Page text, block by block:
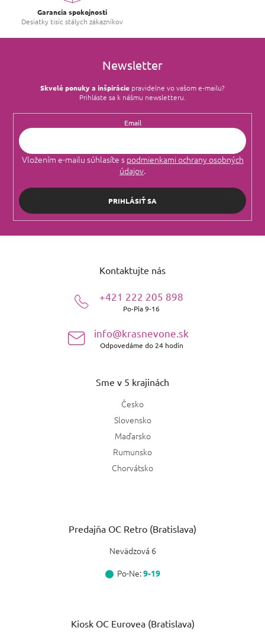
Garancia spokojnosti
Desiatky tisíc stálych zákazníkov
Newsletter
Skvelé ponuky a inšpirácie pravidelne vo vašom e‑mailu?
Prihláste sa k nášmu newsletteru.
Email
Vložením e-mailu súhlasíte s podmienkami ochrany osobných
údajov.
PRIHLÁSIŤ SA
Kontaktujte nás
+421 222 205 898
Po-Pia 9-16
info@krasnevone.sk
Odpovedáme do 24 hodín
Sme v 5 krajinách
Česko
Slovensko
Maďarsko
Rumunsko
Chorvátsko
Predajňa OC Retro (Bratislava)
Nevädzová 6
Po-Ne:9-19
Kiosk OC Eurovea (Bratislava)